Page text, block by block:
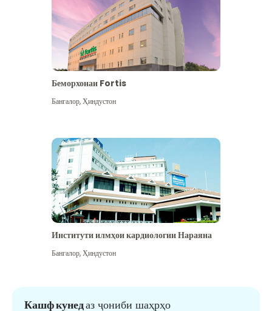
Беморхонаи Fortis
Бангалор,Ҳиндустон
Институти илмҳои кардиологии Нараяна
Бангалор,Ҳиндустон
Кашф кунедаз ҷониби шаҳрҳо